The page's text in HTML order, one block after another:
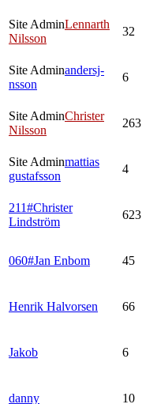
Site AdminLennarth
Nilsson
32
Site Adminandersj-
nsson
6
Site AdminChrister
Nilsson
263
Site Adminmattias
gustafsson
4
211#Christer
Lindström
623
060#Jan Enbom 45
Henrik Halvorsen 66
Jakob 6
danny 10